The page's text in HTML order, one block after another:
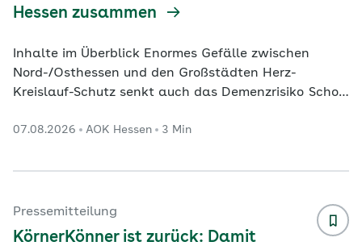
Hessen zusammen
Inhalte im Überblick Enormes Gefälle zwischen
Nord-/Osthessen und den Großstädten Herz-
Kreislauf-Schutz senkt auch das Demenzrisiko Schon
Neueste Auswertungen der AOK Hessen und des
ein zweischneidiges Bild für Hessen: Während die
ist, droht bei den Demenzfällen bis zum Jahr 2060
ohne Gegenmaßnahmen ein Anstieg um 72 Prozent.
07.08.2026 AOK Hessen 3 Min
Pressemitteilung
KörnerKönner ist zurück: Damit